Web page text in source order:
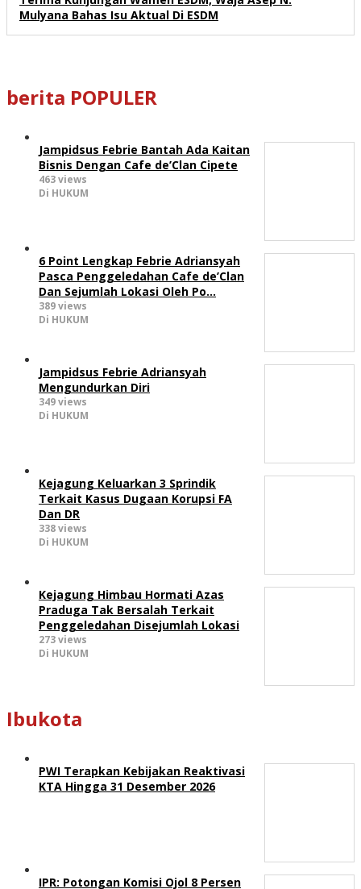
Mulyana Bahas Isu Aktual Di ESDM
berita POPULER
Jampidsus Febrie Bantah Ada Kaitan
Bisnis Dengan Cafe de’Clan Cipete
463 views
Di HUKUM
6 Point Lengkap Febrie Adriansyah
Pasca Penggeledahan Cafe de’Clan
Dan Sejumlah Lokasi Oleh Po…
389 views
Di HUKUM
Jampidsus Febrie Adriansyah
Mengundurkan Diri
349 views
Di HUKUM
Kejagung Keluarkan 3 Sprindik
Terkait Kasus Dugaan Korupsi FA
Dan DR
338 views
Di HUKUM
Kejagung Himbau Hormati Azas
Praduga Tak Bersalah Terkait
Penggeledahan Disejumlah Lokasi
273 views
Di HUKUM
Ibukota
PWI Terapkan Kebijakan Reaktivasi
KTA Hingga 31 Desember 2026
IPR: Potongan Komisi Ojol 8 Persen